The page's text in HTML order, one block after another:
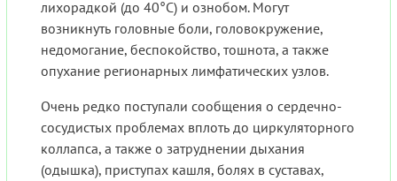
лихорадкой (до 40°С) и ознобом. Могут
возникнуть головные боли, головокружение,
недомогание, беспокойство, тошнота, а также
опухание регионарных лимфатических узлов.
Очень редко поступали сообщения о сердечно-
сосудистых проблемах вплоть до циркуляторного
коллапса, а также о затруднении дыхания
(одышка), приступах кашля, болях в суставах,